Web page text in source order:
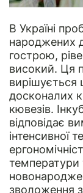
В Україні
народжених
гострою,
високий. Ця
досконалих
кювезів.
відповідає
інтенсивної
температури
зволоження